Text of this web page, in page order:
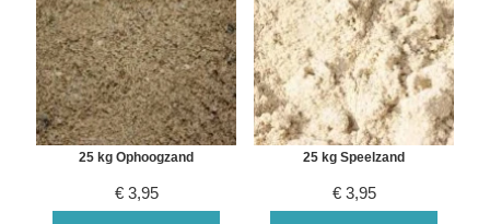
25 kg Ophoogzand
€ 3,95
25 kg Speelzand
€ 3,95